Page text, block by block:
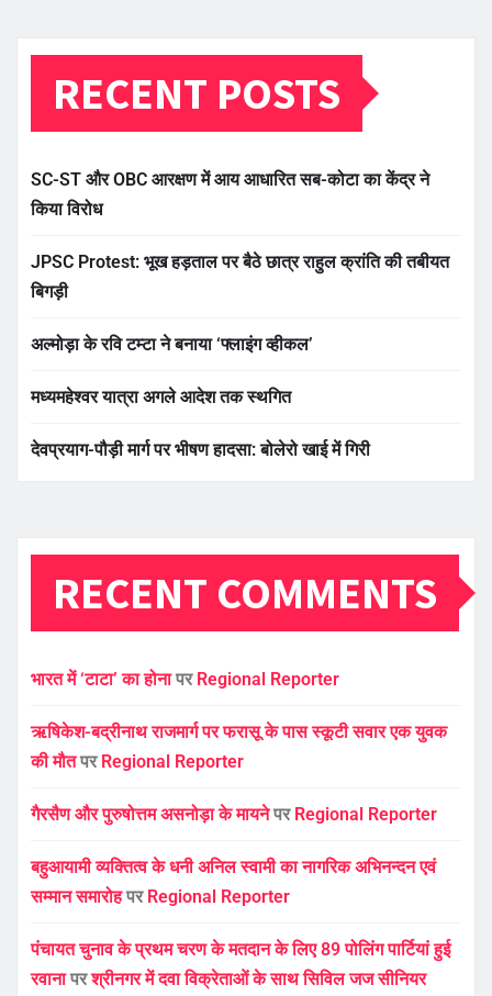
RECENT POSTS
SC-ST और OBC आरक्षण में आय आधारित सब-कोटा का केंद्र ने
किया विरोध
JPSC Protest: भूख हड़ताल पर बैठे छात्र राहुल क्रांति की तबीयत
बिगड़ी
अल्मोड़ा के रवि टम्टा ने बनाया ‘फ्लाइंग व्हीकल’
मध्यमहेश्वर यात्रा अगले आदेश तक स्थगित
देवप्रयाग-पौड़ी मार्ग पर भीषण हादसा: बोलेरो खाई में गिरी
RECENT COMMENTS
भारत में ‘टाटा’ का होनापर Regional Reporter
ऋषिकेश-बद्रीनाथ राजमार्ग पर फरासू के पास स्कूटी सवार एक युवक
की मौतपर Regional Reporter
गैरसैण और पुरुषोत्तम असनोड़ा के मायनेपर Regional Reporter
बहुआयामी व्यक्तित्व के धनी अनिल स्वामी का नागरिक अभिनन्दन एवं
सम्मान समारोहपर Regional Reporter
पंचायत चुनाव के प्रथम चरण के मतदान के लिए 89 पोलिंग पार्टियां हुई
रवानापरश्रीनगर में दवा विक्रेताओं के साथ सिविल जज सीनियर